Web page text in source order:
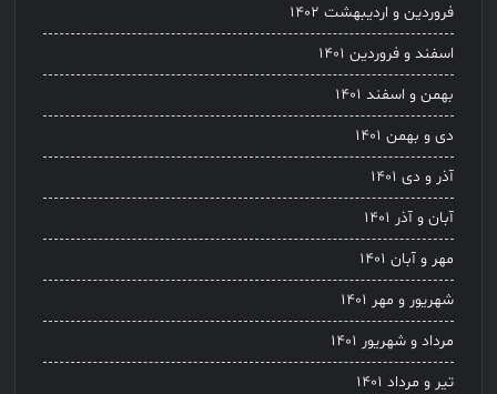
فروردین و اردیبهشت ۱۴۰۲
اسفند و فروردین ۱۴۰۱
بهمن و اسفند ۱۴۰۱
دی و بهمن ۱۴۰۱
آذر و دی ۱۴۰۱
آبان و آذر ۱۴۰۱
مهر و آبان ۱۴۰۱
شهریور و مهر ۱۴۰۱
مرداد و شهریور ۱۴۰۱
تیر و مرداد ۱۴۰۱